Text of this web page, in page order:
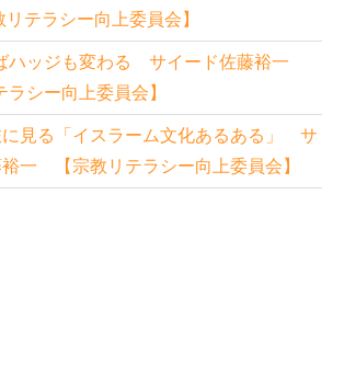
テラシー向上委員会】
ハッジも変わる サイード佐藤裕一
ラシー向上委員会】
に見る「イスラーム文化あるある」 サ
一 【宗教リテラシー向上委員会】